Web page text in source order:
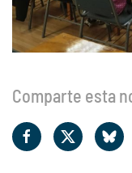
Comparte esta